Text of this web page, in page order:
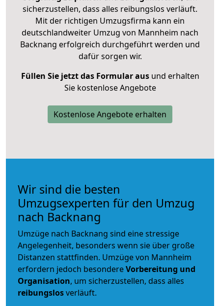
sicherzustellen, dass alles reibungslos verläuft.
Mit der richtigen Umzugsfirma kann ein
deutschlandweiter Umzug von Mannheim nach
Backnang erfolgreich durchgeführt werden und
dafür sorgen wir.
Füllen Sie jetzt das Formular ausund erhalten
Sie kostenlose Angebote
Kostenlose Angebote erhalten
Wir sind die besten
Umzugsexperten für den Umzug
nach Backnang
Umzüge nach Backnang sind eine stressige
Angelegenheit, besonders wenn sie über große
Distanzen stattfinden. Umzüge von Mannheim
erfordern jedoch besondereVorbereitung und
Organisation, um sicherzustellen, dass alles
reibungslosverläuft.